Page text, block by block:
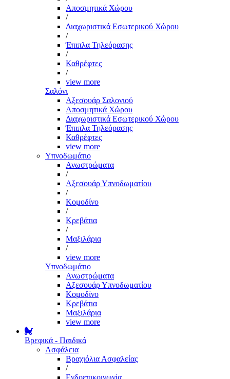
Αποσμητικά Χώρου
/
Διαχωριστικά Εσωτερικού Χώρου
/
Έπιπλα Τηλεόρασης
/
Καθρέφτες
/
view more
Σαλόνι
Αξεσουάρ Σαλονιού
Αποσμητικά Χώρου
Διαχωριστικά Εσωτερικού Χώρου
Έπιπλα Τηλεόρασης
Καθρέφτες
view more
Υπνοδωμάτιο
Ανωστρώματα
/
Αξεσουάρ Υπνοδωματίου
/
Κομοδίνο
/
Κρεβάτια
/
Μαξιλάρια
/
view more
Υπνοδωμάτιο
Ανωστρώματα
Αξεσουάρ Υπνοδωματίου
Κομοδίνο
Κρεβάτια
Μαξιλάρια
view more
Βρεφικά - Παιδικά
Ασφάλεια
Βραχιόλια Ασφαλείας
/
Ενδοεπικοινωνία